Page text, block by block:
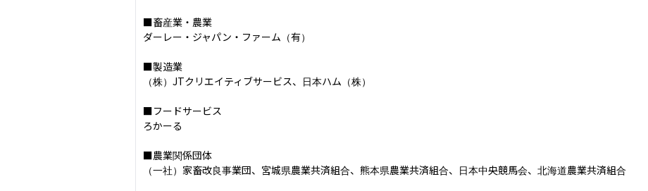
■畜産業・農業
ダーレー・ジャパン・ファーム（有）
■製造業
（株）JTクリエイティブサービス、日本ハム（株）
■フードサービス
ろかーる
■農業関係団体
（一社）家畜改良事業団、宮城県農業共済組合、熊本県農業共済組合、日本中央競馬会、北海道農業共済組合